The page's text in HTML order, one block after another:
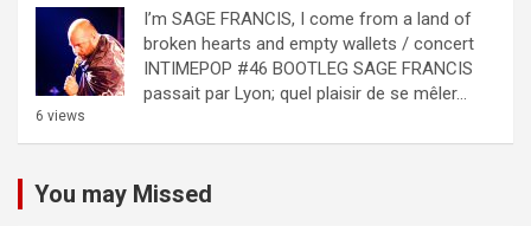
I’m SAGE FRANCIS, I come from a land of
broken hearts and empty wallets / concert
INTIMEPOP #46 BOOTLEG SAGE FRANCIS
passait par Lyon; quel plaisir de se mêler...
6 views
You may Missed